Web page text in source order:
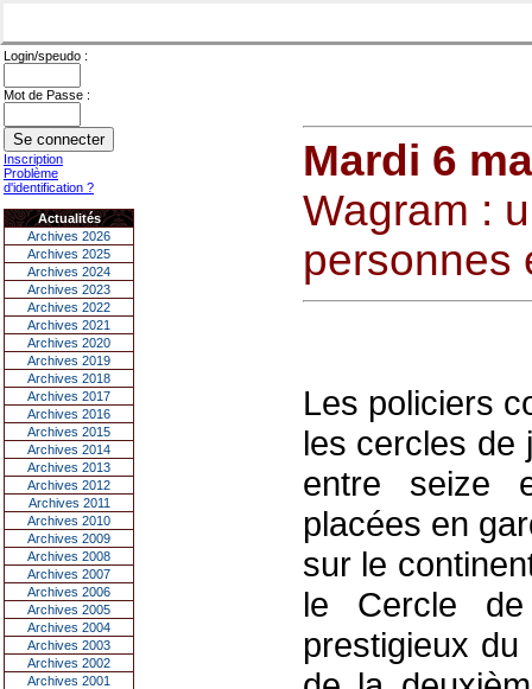
Login/speudo :
Mot de Passe :
Inscription
Problème
d'identification ?
Actualités
Archives 2026
Archives 2025
Archives 2024
Archives 2023
Archives 2022
Archives 2021
Archives 2020
Archives 2019
Archives 2018
Archives 2017
Archives 2016
Archives 2015
Archives 2014
Archives 2013
Archives 2012
Archives 2011
Archives 2010
Archives 2009
Archives 2008
Archives 2007
Archives 2006
Archives 2005
Archives 2004
Archives 2003
Archives 2002
Archives 2001
Mardi 6
Wagram :
personnes
Les policiers
les cercles de
entre seize
placées en
sur le
le Cercle
prestigieux